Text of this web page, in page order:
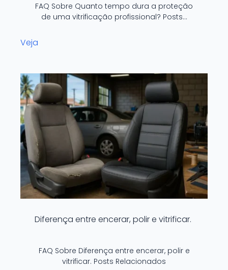
FAQ Sobre Quanto tempo dura a proteção
de uma vitrificação profissional? Posts…
Veja
Diferença entre encerar, polir e vitrificar.
FAQ Sobre Diferença entre encerar, polir e
vitrificar. Posts Relacionados